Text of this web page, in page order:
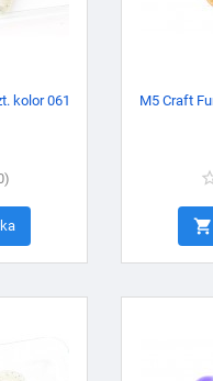
kolor 061
)
M5 Craft
